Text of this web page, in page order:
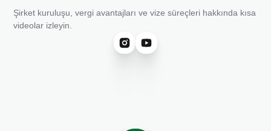
Şirket kuruluşu, vergi avantajları ve vize süreçleri hakkında kısa
videolar izleyin.